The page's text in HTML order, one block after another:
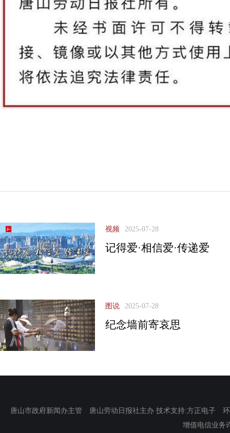
视频 2025-07-28
记得爱·相信爱·传递爱
图说 2025-07-28
纪念墙前寄哀思
唐山市政府新闻办主管 唐山劳动日报社主办 技术支持:方正电子
增值电信业务